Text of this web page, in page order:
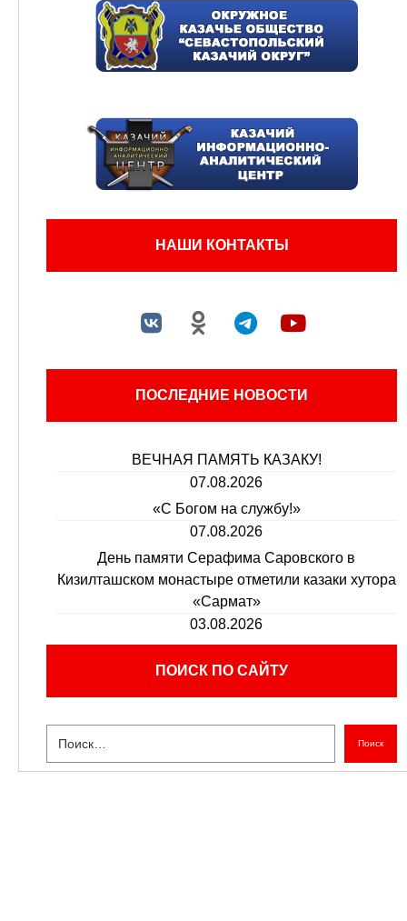
НАШИ КОНТАКТЫ
ПОСЛЕДНИЕ НОВОСТИ
ВЕЧНАЯ ПАМЯТЬ КАЗАКУ!
07.08.2026
«С Богом на службу!»
07.08.2026
День памяти Серафима Саровского в
Кизилташском монастыре отметили казаки хутора
«Сармат»
03.08.2026
ПОИСК ПО САЙТУ
Поиск